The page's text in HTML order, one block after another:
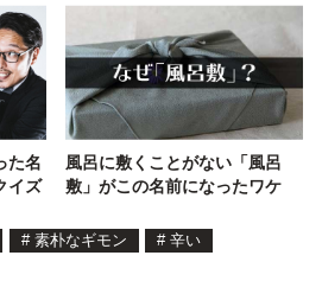
た名
イズ
風呂に敷くことがない「風呂
敷」がこの名前になったワケ
# 素朴なギモン # 辛い